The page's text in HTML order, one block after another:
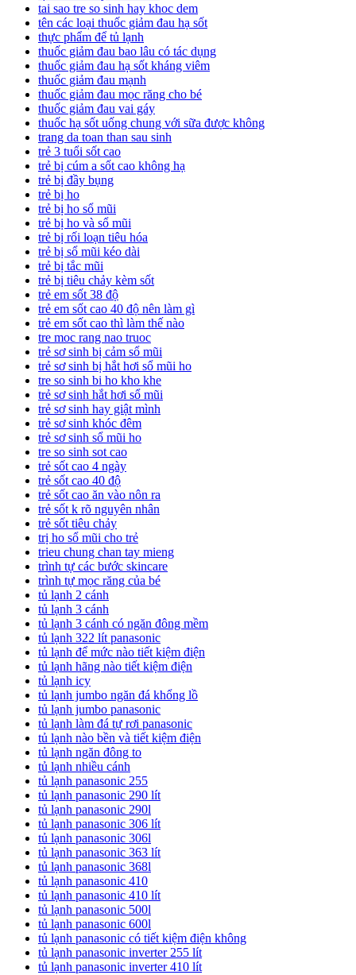
tai sao tre so sinh hay khoc dem
tên các loại thuốc giảm đau hạ sốt
thực phẩm để tủ lạnh
thuốc giảm đau bao lâu có tác dụng
thuốc giảm đau hạ sốt kháng viêm
thuốc giảm đau mạnh
thuốc giảm đau mọc răng cho bé
thuốc giảm đau vai gáy
thuốc hạ sốt uống chung với sữa được không
trang da toan than sau sinh
trẻ 3 tuổi sốt cao
trẻ bị cúm a sốt cao không hạ
trẻ bị đầy bụng
trẻ bị ho
trẻ bị ho sổ mũi
trẻ bị ho và sổ mũi
trẻ bị rối loạn tiêu hóa
trẻ bị sổ mũi kéo dài
trẻ bị tắc mũi
trẻ bị tiêu chảy kèm sốt
trẻ em sốt 38 độ
trẻ em sốt cao 40 độ nên làm gì
trẻ em sốt cao thì làm thế nào
tre moc rang nao truoc
trẻ sơ sinh bị cảm sổ mũi
trẻ sơ sinh bị hắt hơi sổ mũi ho
tre so sinh bi ho kho khe
trẻ sơ sinh hắt hơi sổ mũi
trẻ sơ sinh hay giật mình
trẻ sơ sinh khóc đêm
trẻ sơ sinh sổ mũi ho
tre so sinh sot cao
trẻ sốt cao 4 ngày
trẻ sốt cao 40 độ
trẻ sốt cao ăn vào nôn ra
trẻ sốt k rõ nguyên nhân
trẻ sốt tiêu chảy
trị ho sổ mũi cho trẻ
trieu chung chan tay mieng
trình tự các bước skincare
trình tự mọc răng của bé
tủ lạnh 2 cánh
tủ lạnh 3 cánh
tủ lạnh 3 cánh có ngăn đông mềm
tủ lạnh 322 lít panasonic
tủ lạnh để mức nào tiết kiệm điện
tủ lạnh hãng nào tiết kiệm điện
tủ lạnh icy
tủ lạnh jumbo ngăn đá khổng lồ
tủ lạnh jumbo panasonic
tủ lạnh làm đá tự rơi panasonic
tủ lạnh nào bền và tiết kiệm điện
tủ lạnh ngăn đông to
tủ lạnh nhiều cánh
tủ lạnh panasonic 255
tủ lạnh panasonic 290 lít
tủ lạnh panasonic 290l
tủ lạnh panasonic 306 lít
tủ lạnh panasonic 306l
tủ lạnh panasonic 363 lít
tủ lạnh panasonic 368l
tủ lạnh panasonic 410
tủ lạnh panasonic 410 lít
tủ lạnh panasonic 500l
tủ lạnh panasonic 600l
tủ lạnh panasonic có tiết kiệm điện không
tủ lạnh panasonic inverter 255 lít
tủ lạnh panasonic inverter 410 lít